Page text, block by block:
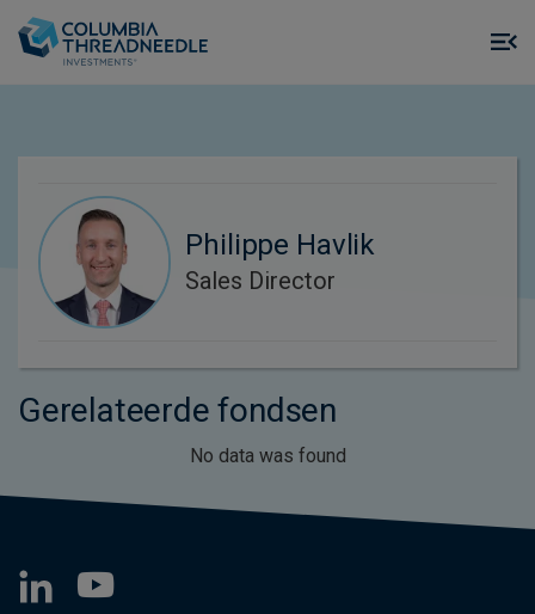
Philippe Havlik
Sales Director
Gerelateerde fondsen
No data was found